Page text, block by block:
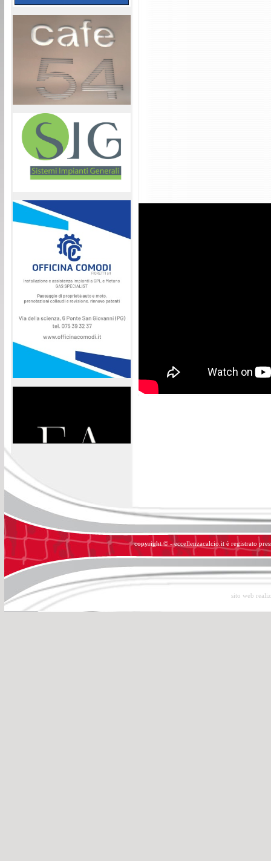
copyright © - eccellenzacalcio.it è registrato
sito web